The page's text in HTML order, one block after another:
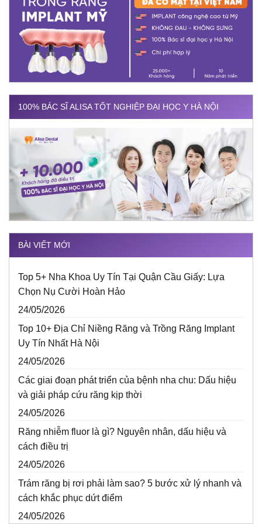
100% BÁC SĨ ALISA TỐT NGHIỆP ĐẠI HỌC Y HÀ NỘI
BÀI VIẾT MỚI
Top 5+ Nha Khoa Uy Tín Tại Quận Cầu Giấy: Lựa
Chọn Nụ Cười Hoàn Hảo
24/05/2026
Top 10+ Địa Chỉ Niềng Răng và Trồng Răng Implant
Uy Tín Nhất Hà Nội
24/05/2026
Các giai đoạn phát triển của bệnh nha chu: Dấu hiệu
và giải pháp cứu răng kịp thời
24/05/2026
Răng nhiễm fluor là gì? Nguyên nhân, dấu hiệu và
cách điều trị
24/05/2026
Trám răng bị rơi phải làm sao? 5 bước xử lý nhanh và
cách khắc phục dứt điểm
24/05/2026